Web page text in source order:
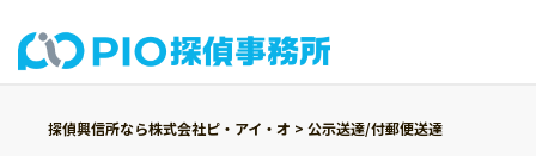
探偵興信所なら株式会社ピ・アイ・オ > 公示送達/付郵便送達